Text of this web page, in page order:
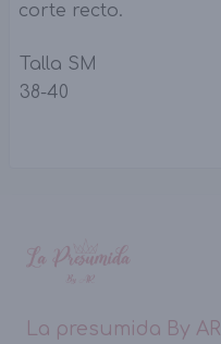
corte recto.
Talla SM
38-40
La presumida By AR